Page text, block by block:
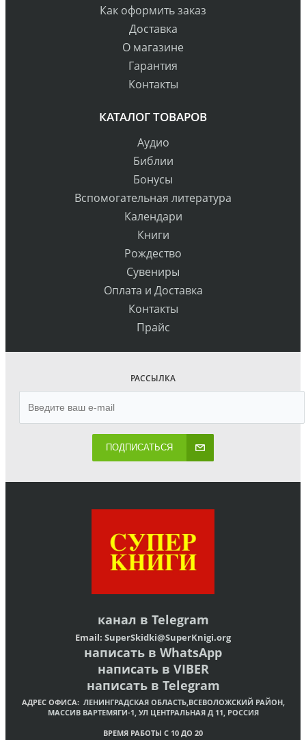
Как оформить заказ
Доставка
О магазине
Гарантия
Контакты
КАТАЛОГ ТОВАРОВ
Аудио
Библии
Бонусы
Вспомогательная литература
Календари
Книги
Рождество
Сувениры
Оплата и Доставка
Контакты
Прайс
РАССЫЛКА
ПОДПИСАТЬСЯ
канал в Telegram
Email: SuperSkidki@SuperKnigi.org
написать в WhatsApp
написать в VIBER
написать в Telegram
АДРЕС ОФИСА: ЛЕНИНГРАДСКАЯ ОБЛАСТЬ,ВСЕВОЛОЖСКИЙ РАЙОН,
МАССИВ ВАРТЕМЯГИ-1, УЛ ЦЕНТРАЛЬНАЯ Д 11, РОССИЯ
ВРЕМЯ РАБОТЫ С 10 ДО 20